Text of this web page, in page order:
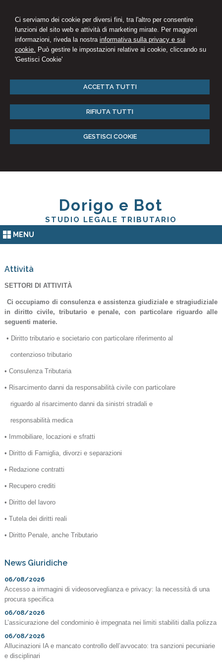
Ci serviamo dei cookie per diversi fini, tra l'altro per consentire
funzioni del sito web e attività di marketing mirate. Per maggiori
informazioni, riveda la nostra informativa sulla privacy e sui
cookie. Può gestire le impostazioni relative ai cookie, cliccando su
'Gestisci Cookie'
ACCETTA TUTTI
RIFIUTA TUTTI
GESTISCI COOKIE
Dorigo e Bot
STUDIO LEGALE TRIBUTARIO
MENU
Attività
SETTORI DI ATTIVITÀ
Ci occupiamo di consulenza e assistenza giudiziale e stragiudiziale
in diritto civile, tributario e penale, con particolare riguardo alle
seguenti materie.
• Diritto tributario e societario con particolare riferimento al
contenzioso tributario
• Consulenza Tributaria
• Risarcimento danni da responsabilità civile con particolare
riguardo al risarcimento danni da sinistri stradali e
responsabilità medica
• Immobiliare, locazioni e sfratti
• Diritto di Famiglia, divorzi e separazioni
• Redazione contratti
• Recupero crediti
• Diritto del lavoro
• Tutela dei diritti reali
• Diritto Penale, anche Tributario
News Giuridiche
06/08/2026
Accesso a immagini di videosorveglianza e privacy: la necessità di una
procura specifica
06/08/2026
L’assicurazione del condominio è impegnata nei limiti stabiliti dalla polizza
06/08/2026
Allucinazioni IA e mancato controllo dell’avvocato: tra sanzioni pecuniarie
e disciplinari